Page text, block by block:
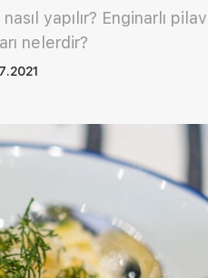
yapılır? Enginarlı
nelerdir?